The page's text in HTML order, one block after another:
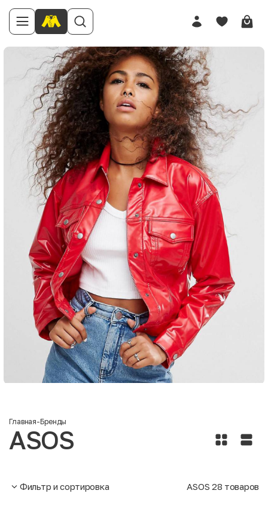
Главная-Бренды
ASOS
Фильтр и сортировка ASOS 28 товаров